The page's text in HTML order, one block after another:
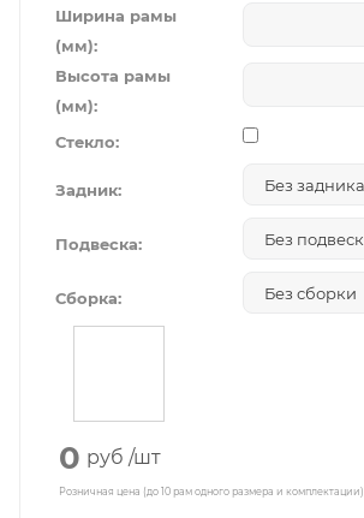
Ширина рамы
(мм):
Высота рамы
(мм):
Стекло:
Задник:
Подвеска:
Сборка:
0 руб /шт
Розничная цена (до 10 рам одного размера и комплектации)